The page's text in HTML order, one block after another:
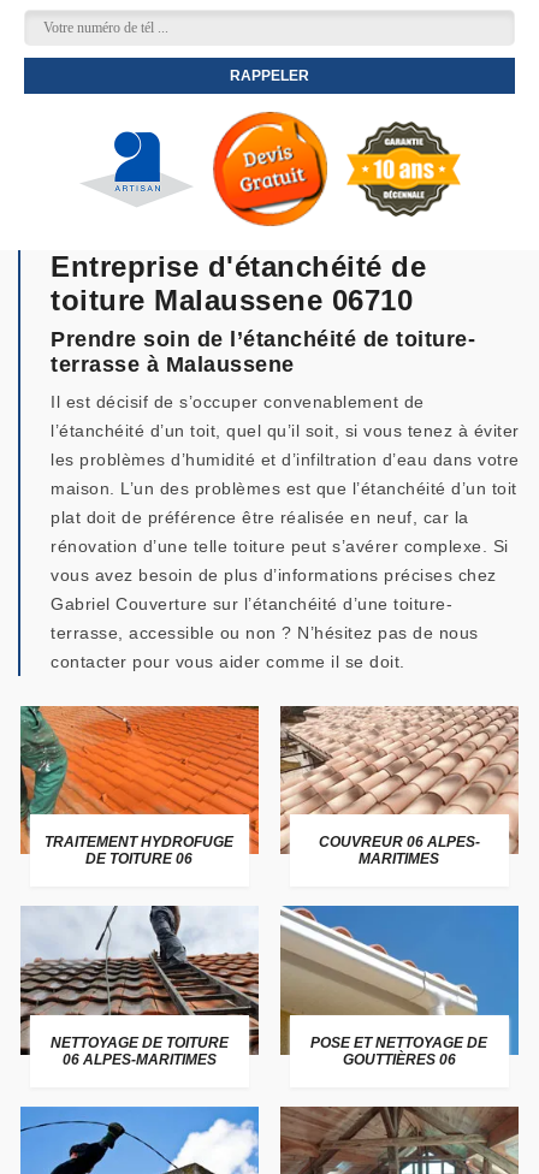
Entreprise d'étanchéité de
toiture Malaussene 06710
Prendre soin de l’étanchéité de toiture-
terrasse à Malaussene
Il est décisif de s’occuper convenablement de
l’étanchéité d’un toit, quel qu’il soit, si vous tenez à éviter
les problèmes d’humidité et d’infiltration d’eau dans votre
maison. L’un des problèmes est que l’étanchéité d’un toit
plat doit de préférence être réalisée en neuf, car la
rénovation d’une telle toiture peut s’avérer complexe. Si
vous avez besoin de plus d’informations précises chez
Gabriel Couverture sur l’étanchéité d’une toiture-
terrasse, accessible ou non ? N’hésitez pas de nous
contacter pour vous aider comme il se doit.
TRAITEMENT HYDROFUGE
DE TOITURE 06
COUVREUR 06 ALPES-
MARITIMES
NETTOYAGE DE TOITURE
06 ALPES-MARITIMES
POSE ET NETTOYAGE DE
GOUTTIÈRES 06